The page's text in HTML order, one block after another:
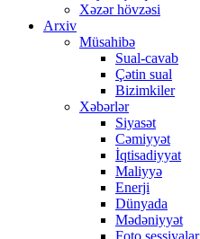
Xəzər hövzəsi
Arxiv
Müsahibə
Sual-cavab
Çətin sual
Bizimkiler
Xəbərlər
Siyasət
Cəmiyyət
İqtisadiyyat
Maliyyə
Enerji
Dünyada
Mədəniyyət
Foto sessiyalar